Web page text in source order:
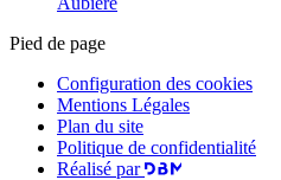
Pied de page
Configuration des cookies
Mentions Légales
Plan du site
Politique de confidentialité
Réalisé par